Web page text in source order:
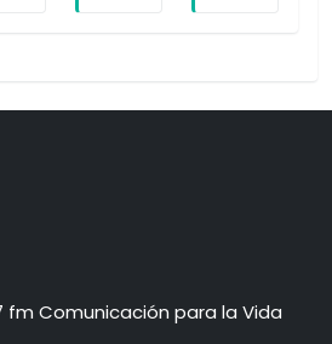
fm Comunicación para la Vida